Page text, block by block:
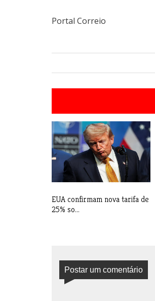
Portal Correio
EUA confirmam nova tarifa de
25% so...
Postar um comentário